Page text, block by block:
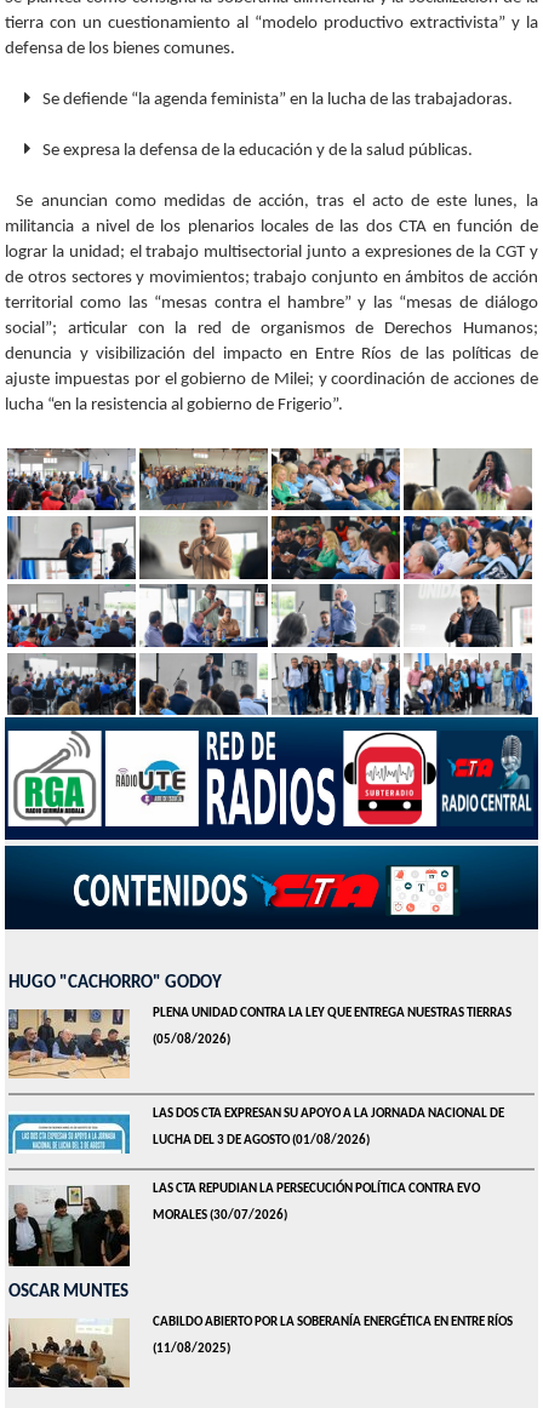
tierra con un cuestionamiento al “modelo productivo extractivista” y la
defensa de los bienes comunes.
Se defiende “la agenda feminista” en la lucha de las trabajadoras.
Se expresa la defensa de la educación y de la salud públicas.
Se anuncian como medidas de acción, tras el acto de este lunes, la
militancia a nivel de los plenarios locales de las dos CTA en función de
lograr la unidad; el trabajo multisectorial junto a expresiones de la CGT y
de otros sectores y movimientos; trabajo conjunto en ámbitos de acción
territorial como las “mesas contra el hambre” y las “mesas de diálogo
social”; articular con la red de organismos de Derechos Humanos;
denuncia y visibilización del impacto en Entre Ríos de las políticas de
ajuste impuestas por el gobierno de Milei; y coordinación de acciones de
lucha “en la resistencia al gobierno de Frigerio”.
HUGO "CACHORRO" GODOY
PLENA UNIDAD CONTRA LA LEY QUE ENTREGA NUESTRAS TIERRAS
(05/08/2026)
LAS DOS CTA EXPRESAN SU APOYO A LA JORNADA NACIONAL DE
LUCHA DEL 3 DE AGOSTO(01/08/2026)
LAS CTA REPUDIAN LA PERSECUCIÓN POLÍTICA CONTRA EVO
MORALES(30/07/2026)
OSCAR MUNTES
CABILDO ABIERTO POR LA SOBERANÍA ENERGÉTICA EN ENTRE RÍOS
(11/08/2025)